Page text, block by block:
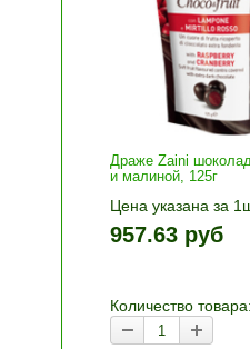
Драже Zaini
и малиной, 125г
Цена указана за
1шт прибавляется
и «-». Выберите
957.63 руб
Количество товара: